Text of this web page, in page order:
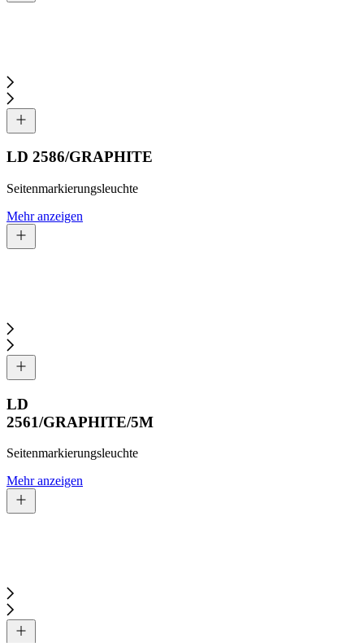
LD 2586/GRAPHITE
Seitenmarkierungsleuchte
Mehr anzeigen
LD
2561/GRAPHITE/5M
Seitenmarkierungsleuchte
Mehr anzeigen